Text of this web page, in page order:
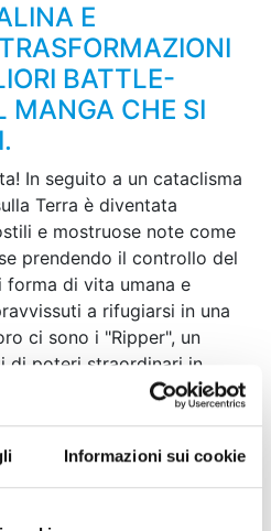
Informazioni sui cookie
E
BATTLE-
MANGA CHE SI
In seguito a un cataclisma
Terra è diventata
e mostruose note come
prendendo il controllo del
di vita umana e
a rifugiarsi in una
ci sono i "Ripper", un
di poteri straordinari in
Durante una
unità di Ripper si imbatte
essersi adattato al nuovo
misteriosa…